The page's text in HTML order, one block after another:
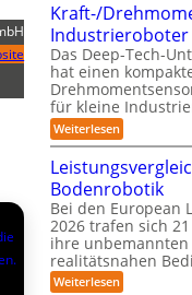
i
n
a
h
e
A
u
t
o
m
a
r
e
f
2
0
2
6
-
S
y
t
e
m
m
p
a
k
e
s
3
D
-
S
t
e
r
Kraft-/
Industrieroboter
Das Deep-Tech-
hat einen
für kleine
Weiterlesen:
K
a
f
t
-
/
D
r
e
Bodenrobotik
Bei den European
2026 trafen sich
ihre
realitätsnahen
Weiterlesen: